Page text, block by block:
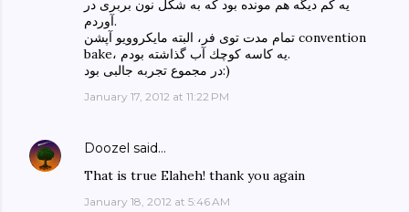
يه كم ديگه هم مونده بود كه به شكل نون بربرى در
آوردم.
تمام مدت توى فر، البته مايكروويو آپشن convention
bake، يه كاسه كوچك آب گذاشته بودم.
در مجموع تجربه جالبى بود:)
January 17, 2012 at 11:22 PM
Doozel said…
That is true Elaheh! thank you again
January 18, 2012 at 5:46 AM